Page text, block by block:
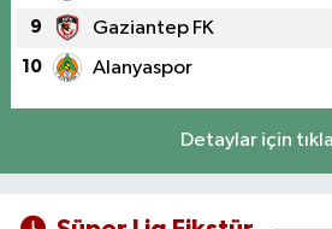
9 Gaziantep FK
10 Alanyaspor
Detaylar için